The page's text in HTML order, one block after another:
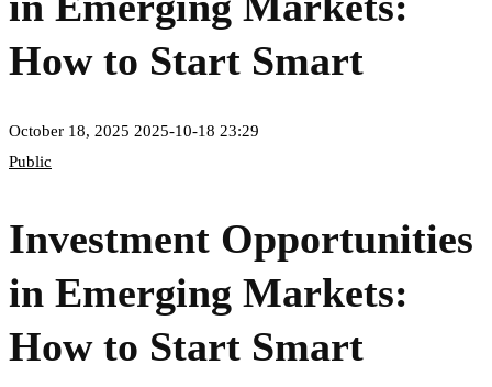
How to Start Smart
October 18, 2025 2025-10-18 23:29
Public
Investment Opportunities
in Emerging Markets:
How to Start Smart